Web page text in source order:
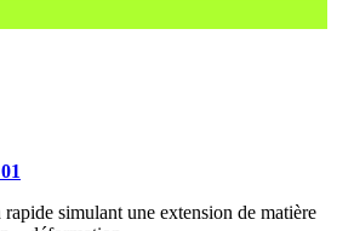
simulant une extension de matière